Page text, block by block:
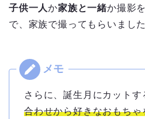
子供一人か家族と一緒か撮影
で、家族で撮ってもらいました
さらに、誕生月にカットす
合わせから好きなおもちゃ